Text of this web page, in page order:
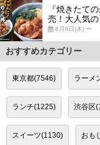
『焼きたて
売！大人気
8月6日(木) 〜
おすすめカテゴリー
東京都(7546) ラーメ
ランチ(1225) 渋谷区
スイーツ(1130) おも